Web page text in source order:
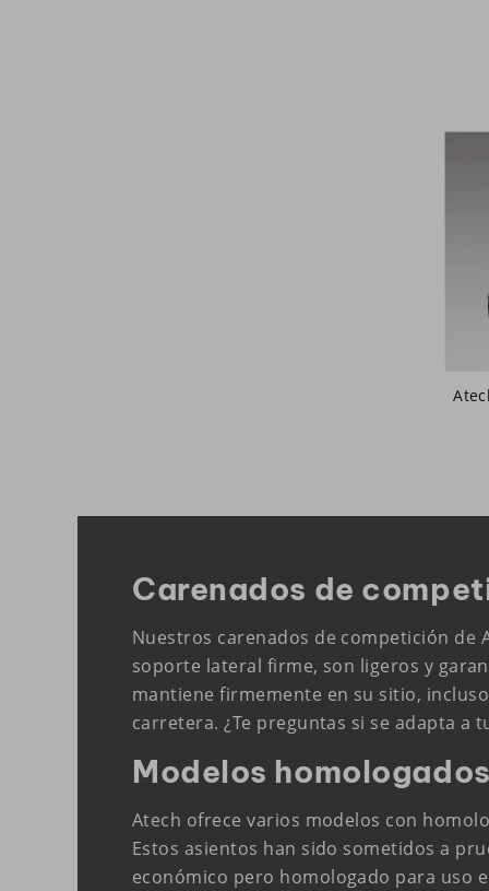
Carenados de
Nuestros carenados de competición de
soporte lateral firme, son ligeros y
mantiene firmemente en su sitio,
carretera. ¿Te preguntas si se adapta
Modelos
Atech ofrece varios modelos con
Estos asientos han sido sometidos a
económico pero homologado para uso